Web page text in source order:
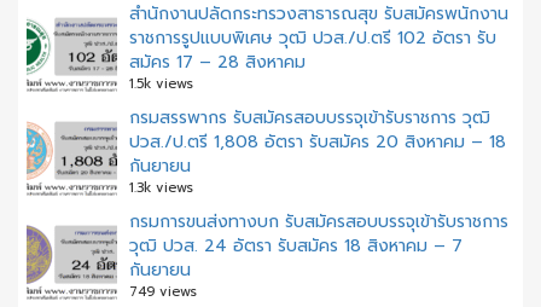
สำนักงานปลัดกระทรวงสาธารณสุข รับสมัครพนักงาน
ราชการรูปแบบพิเศษ วุฒิ ปวส./ป.ตรี 102 อัตรา รับ
สมัคร 17 – 28 สิงหาคม
1.5k views
กรมสรรพากร รับสมัครสอบบรรจุเข้ารับราชการ วุฒิ
ปวส./ป.ตรี 1,808 อัตรา รับสมัคร 20 สิงหาคม – 18
กันยายน
1.3k views
กรมการขนส่งทางบก รับสมัครสอบบรรจุเข้ารับราชการ
วุฒิ ปวส. 24 อัตรา รับสมัคร 18 สิงหาคม – 7
กันยายน
749 views